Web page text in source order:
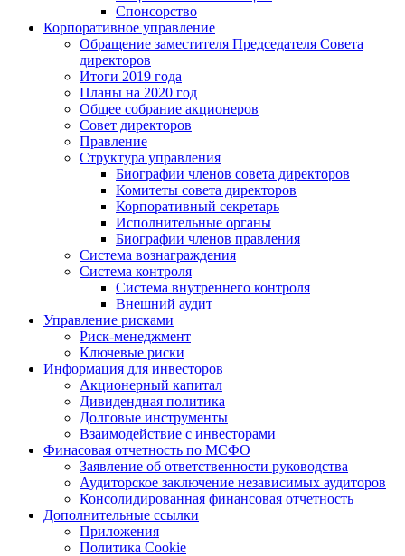
Спонсорство
Корпоративное управление
Обращение заместителя Председателя Совета
директоров
Итоги 2019 года
Планы на 2020 год
Общее собрание акционеров
Совет директоров
Правление
Структура управления
Биографии членов совета директоров
Комитеты совета директоров
Корпоративный секретарь
Исполнительные органы
Биографии членов правления
Система вознаграждения
Система контроля
Система внутреннего контроля
Внешний аудит
Управление рисками
Риск-менеджмент
Ключевые риски
Информация для инвесторов
Акционерный капитал
Дивидендная политика
Долговые инструменты
Взаимодействие с инвеcторами
Финасовая отчетность по МСФО
Заявление об ответственности руководства
Аудиторское заключение независимых аудиторов
Консолидированная финансовая отчетность
Дополнительные ссылки
Приложения
Политика Cookie